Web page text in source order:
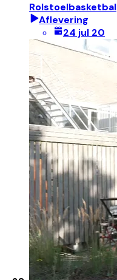
Rolstoelbasketbal
Aflevering
24 jul 20